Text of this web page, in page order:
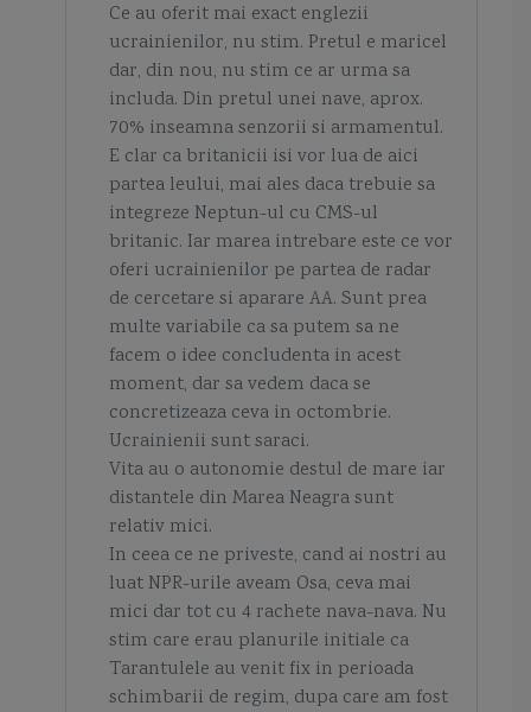
Ce au oferit mai exact englezii
ucrainienilor, nu stim. Pretul e maricel
dar, din nou, nu stim ce ar urma sa
includa. Din pretul unei nave, aprox.
70% inseamna senzorii si armamentul.
E clar ca britanicii isi vor lua de aici
partea leului, mai ales daca trebuie sa
integreze Neptun-ul cu CMS-ul
britanic. Iar marea intrebare este ce vor
oferi ucrainienilor pe partea de radar
de cercetare si aparare AA. Sunt prea
multe variabile ca sa putem sa ne
facem o idee concludenta in acest
moment, dar sa vedem daca se
concretizeaza ceva in octombrie.
Ucrainienii sunt saraci.
Vita au o autonomie destul de mare iar
distantele din Marea Neagra sunt
relativ mici.
In ceea ce ne priveste, cand ai nostri au
luat NPR-urile aveam Osa, ceva mai
mici dar tot cu 4 rachete nava-nava. Nu
stim care erau planurile initiale ca
Tarantulele au venit fix in perioada
schimbarii de regim, dupa care am fost